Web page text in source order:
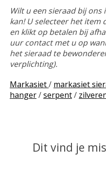
Wilt u een sieraad bij
kan! U selecteer het item
en klikt op betalen bij
uur contact met u op
het sieraad te
verplichting).
Markasiet/ markasiet
hanger/serpent/
Dit vind je